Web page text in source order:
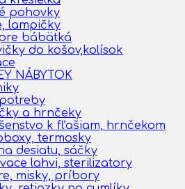
pohovky
lampičky
bábätká
do košov,kolísok
NÁBYTOK
a hrnčeky
k fľašiam, hrnčekom
termosky
desiatu, sáčky
lahvi, sterilizatory
misky, príbory